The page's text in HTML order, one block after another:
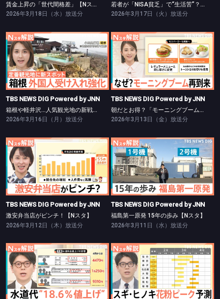
賃金上昇の「世代間格差」【Nスタ】
2026年3月18日（水）放送分
若者が「NISA貧乏」で“生活苦”？【Nスタ】
2026年3月17日（火）放送分
TBS NEWS DIG Powered by JNN
箱根や軽井沢…人気観光地の新戦略【Nスタ】
TBS NEWS DIG Powered by JNN
箱根や軽井沢…人気観光地の新戦略【Nスタ】
2026年3月16日（月）放送分
TBS NEWS DIG Powered by JNN
朝だとお得？「モーニングブーム」再到来【Nスタ】
TBS NEWS DIG Powered by JNN
朝だとお得？「モーニングブーム」再到来【Nスタ】
2026年3月13日（金）放送分
TBS NEWS DIG Powered by JNN
激安弁当店がピンチ！【Nスタ】
TBS NEWS DIG Powered by JNN
激安弁当店がピンチ！【Nスタ】
2026年3月12日（木）放送分
TBS NEWS DIG Powered by JNN
福島第一原発 15年の歩み【Nスタ】
TBS NEWS DIG Powered by JNN
福島第一原発 15年の歩み【Nスタ】
2026年3月11日（水）放送分
TBS NEWS DIG Powered by JNN
千葉で水道料金18.6％値上げへ【Nスタ】
TBS NEWS DIG Powered by JNN